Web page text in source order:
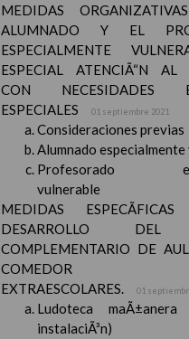
MEDIDAS
ALUMNADO Y EL
ESPECIALMENTE
ESPECIAL ATENCIÃ“N AL
CON NECESIDADES
ESPECIALES
01 septiembre 2021
Consideraciones previas
Alumnado
Profesorado
vulnerable
MEDIDAS
DESARROLLO DEL
COMPLEMENTARIO DE
COMEDOR
EXTRAESCOLARES.
01
Ludoteca maÃ±anera
instalaciÃ³n)